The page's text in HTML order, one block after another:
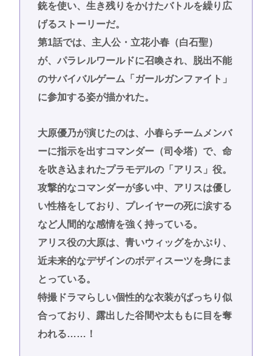
銃を使い、生き残りをかけたバトルを繰り広
げるストーリーだ。
第1話では、主人公・立花小春（白石聖）
が、パラレルワールドに召喚され、脱出不能
のサバイバルゲーム「ガールガンファイト」
に参加する姿が描かれた。
大原優乃が演じたのは、小春らチームメンバ
ーに指示を出すコマンダー（司令塔）で、命
を吹き込まれたプラモデルの「アリス」役。
攻撃的なコマンダーが多い中、アリスは優し
い性格をしており、プレイヤーの死に涙する
など人間的な感情を強く持っている。
アリス役の大原は、青いウィッグをかぶり、
近未来的なデザインのボディスーツを身にま
とっている。
特撮ドラマらしい個性的な衣装がばっちり似
合っており、露出した谷間や太ももに目を奪
われる……！